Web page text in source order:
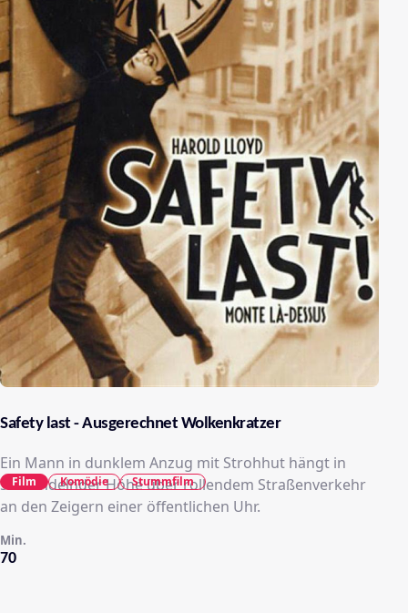
Safety last - Ausgerechnet Wolkenkratzer
Ein Mann in dunklem Anzug mit Strohhut hängt in
schwindelnder Höhe über rollendem Straßenverkehr
an den Zeigern einer öffentlichen Uhr.
70
Min.
Film Komödie Stummfilm